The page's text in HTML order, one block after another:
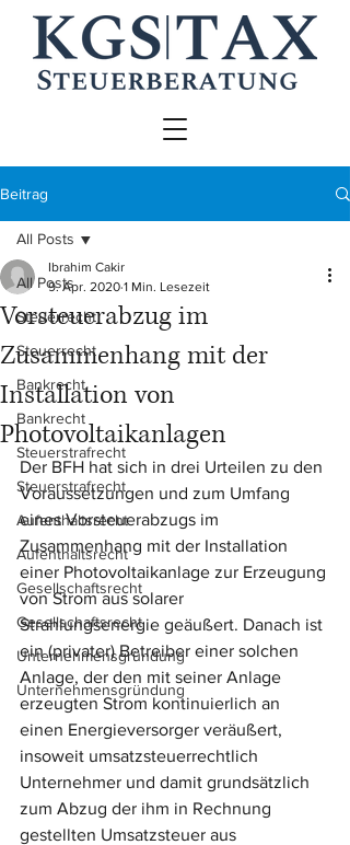
Beitrag
All Posts
Steuerrecht
Steuerrecht
Bankrecht
Bankrecht
Steuerstrafrecht
Steuerstrafrecht
Aufenthaltsrecht
Aufenthaltsrecht
Gesellschaftsrecht
Gesellschaftsrecht
Unternehmensgründung
Unternehmensgründung
All Posts
Vorsteuerabzug im
Zusammenhang mit der
Installation von
Photovoltaikanlagen
Ibrahim Cakir
9. Apr. 2020 1 Min. Lesezeit
Der BFH hat sich in drei Urteilen zu den
Voraussetzungen und zum Umfang
eines Vorsteuerabzugs im
Zusammenhang mit der Installation
einer Photovoltaikanlage zur Erzeugung
von Strom aus solarer
Strahlungsenergie geäußert. Danach ist
ein (privater) Betreiber einer solchen
Anlage, der den mit seiner Anlage
erzeugten Strom kontinuierlich an
einen Energieversorger veräußert,
insoweit umsatzsteuerrechtlich
Unternehmer und damit grundsätzlich
zum Abzug der ihm in Rechnung
gestellten Umsatzsteuer aus